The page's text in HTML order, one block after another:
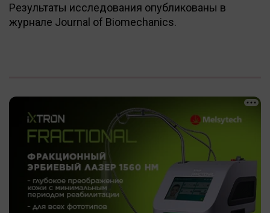
Результаты исследования опубликованы в
журнале Journal of Biomechanics.